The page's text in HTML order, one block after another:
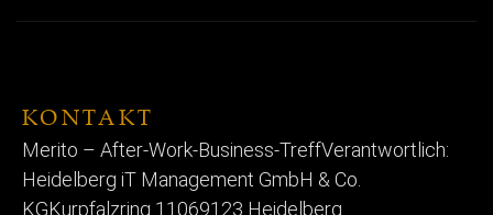
KONTAKT
Merito – After-Work-Business-TreffVerantwortlich:
Heidelberg iT Management GmbH & Co.
KGKurpfalzring 11069123 Heidelberg